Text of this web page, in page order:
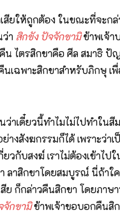
ยให้ถูกต้อง ในขณะที่จะก
า สิกขัง ปัจจักขามิข้าพเจ้า
ไตรสิกขาคือ ศีล สมาธิ ปั
เฉพาะสิกขาสำหรับภิกษุ เ
ว่าเดี๋ยวนี้ทำไมไม่ไปทำในสี
างสังฆกรรมก็ได้ เพราะว่า
วกับสงฆ์ เราไม่ต้องเข้าไป
ลาสิกขาโดยสมบูรณ์ นี่ถ้าใ
ย ก็กล่าวคืนสิกขา โดยภาษ
จักขามิข้าพเจ้าขอบอกคืนสิ